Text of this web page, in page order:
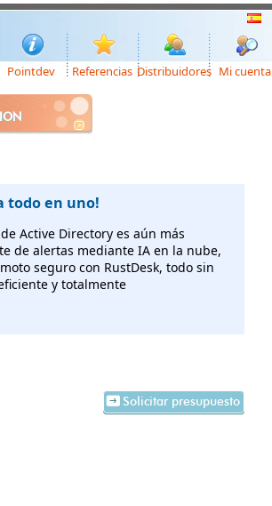
Pointdev Referencias Distribuidores Mi cuenta
todo en uno!
Active Directory es aún más
de alertas mediante IA en la nube,
seguro con RustDesk, todo sin
y totalmente
Solicitar presupuesto